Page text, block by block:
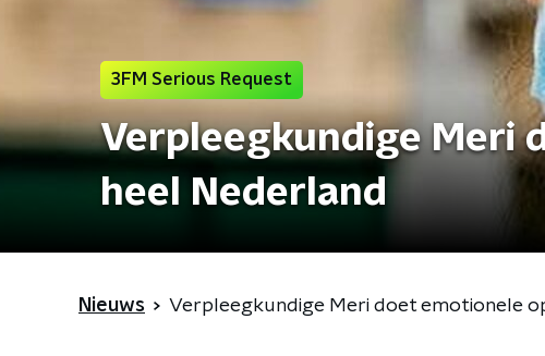
3FM Serious Request
Verpleegkundige Meri
heel Nederland
Nieuws Verpleegkundige Meri doet emotionele